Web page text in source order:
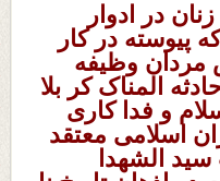
در ادوار
پیوسته در کار
وظیفه
المناک کر بلا
و فدا کاری
اسلامی معتقد
الشهدا